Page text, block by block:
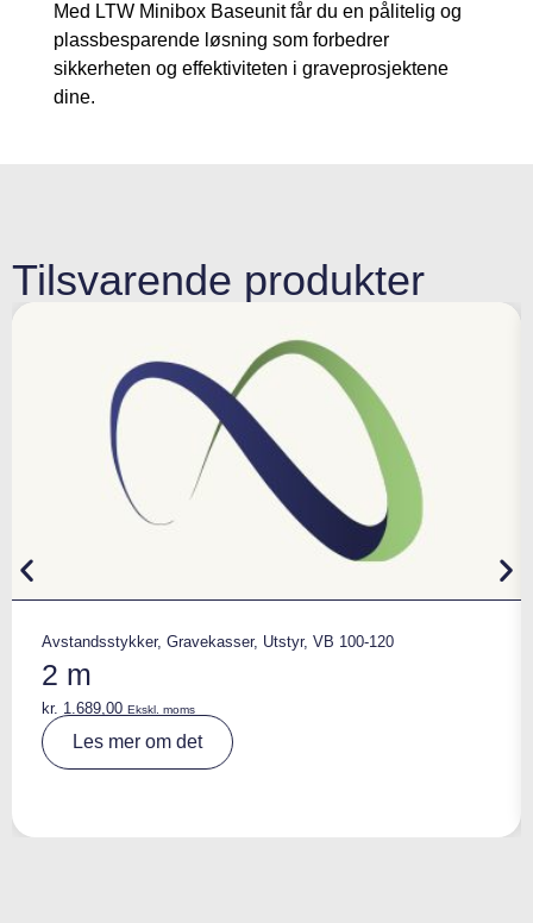
Med LTW Minibox Baseunit får du en pålitelig og
plassbesparende løsning som forbedrer
sikkerheten og effektiviteten i graveprosjektene
dine.
Tilsvarende produkter
Avstandsstykker, Gravekasser, Utstyr, VB 100-120
2 m
kr. 1.689,00 Ekskl. moms
Les mer om det